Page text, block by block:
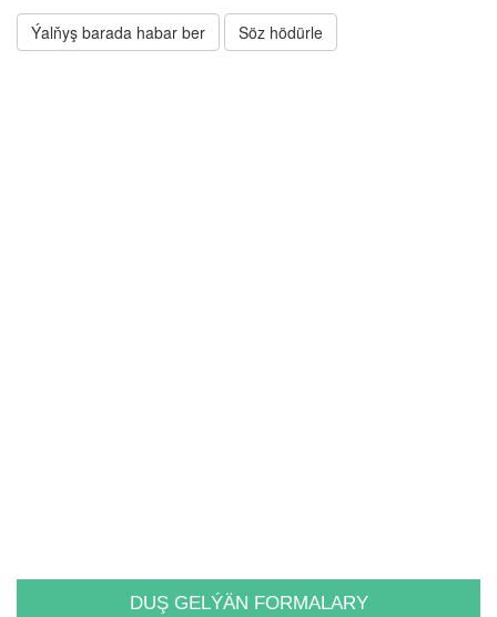
Ýalňyş barada habar ber Söz hödürle
DUŞ GELÝÄN FORMALARY